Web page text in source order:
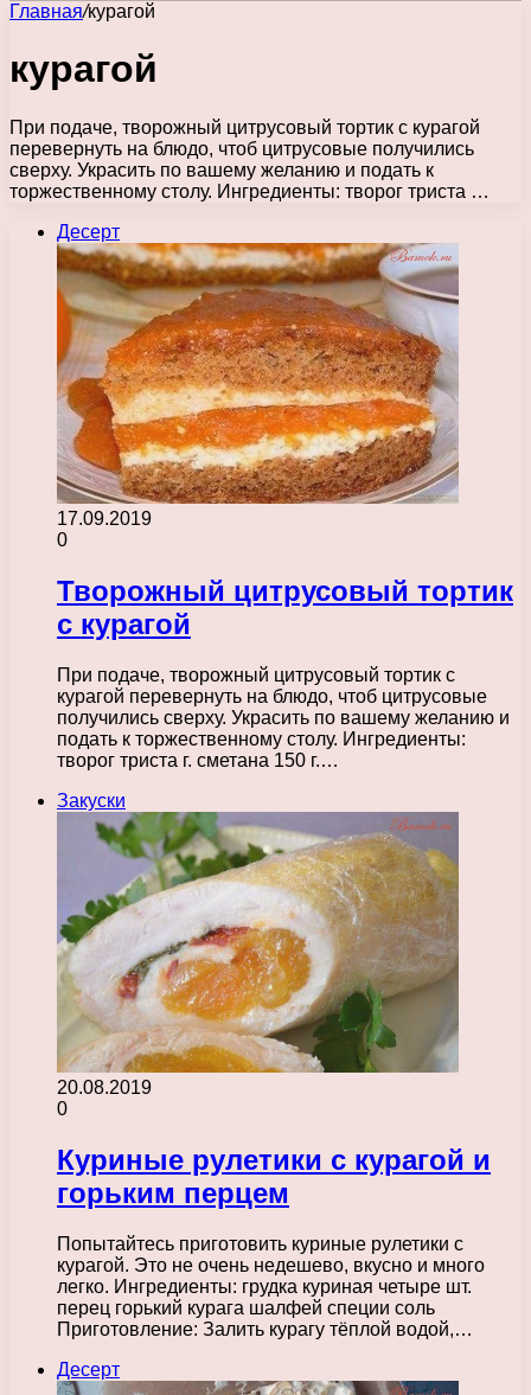
Главная/курагой
курагой
При подаче, творожный цитрусовый тортик с курагой
перевернуть на блюдо, чтоб цитрусовые получились
сверху. Украсить по вашему желанию и подать к
торжественному столу. Ингредиенты: творог триста …
Десерт
17.09.2019
0
Творожный цитрусовый тортик
с курагой
При подаче, творожный цитрусовый тортик с
курагой перевернуть на блюдо, чтоб цитрусовые
получились сверху. Украсить по вашему желанию и
подать к торжественному столу. Ингредиенты:
творог триста г. сметана 150 г.…
Закуски
20.08.2019
0
Куриные рулетики с курагой и
горьким перцем
Попытайтесь приготовить куриные рулетики с
курагой. Это не очень недешево, вкусно и много
легко. Ингредиенты: грудка куриная четыре шт.
перец горький курага шалфей специи соль
Приготовление: Залить курагу тёплой водой,…
Десерт